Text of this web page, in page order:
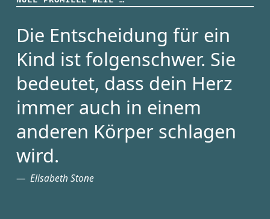
Die Entscheidung für ein
Kind ist folgenschwer. Sie
bedeutet, dass dein Herz
immer auch in einem
anderen Körper schlagen
wird.
Elisabeth Stone